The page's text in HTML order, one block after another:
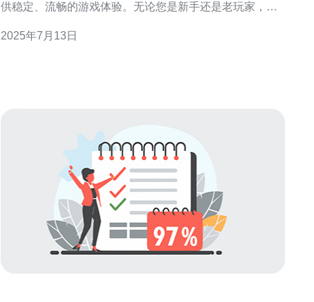
供稳定、流畅的游戏体验。无论您是新手还是老玩家，都
2025年7月13日